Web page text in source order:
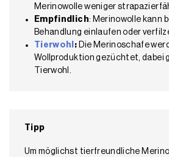
Merinowolle weniger
Empfindlich: Merinowolle kann
Behandlung einlaufen oder
Tierwohl : Die Merinoschafe
Wollproduktion gezüchtet, dabei
Tierwohl.
Tipp
Um möglichst tierfreundliche